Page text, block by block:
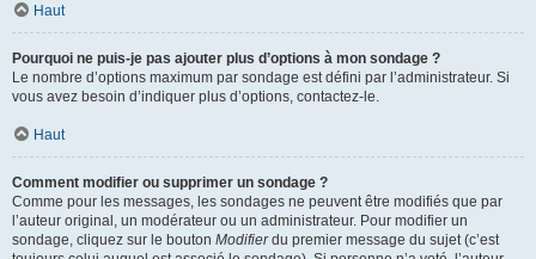
Haut
Pourquoi ne puis-je pas ajouter plus d’options à mon sondage ?
Le nombre d’options maximum par sondage est défini par l’administrateur. Si
vous avez besoin d’indiquer plus d’options, contactez-le.
Haut
Comment modifier ou supprimer un sondage ?
Comme pour les messages, les sondages ne peuvent être modifiés que par
l’auteur original, un modérateur ou un administrateur. Pour modifier un
sondage, cliquez sur le bouton Modifierdu premier message du sujet (c’est